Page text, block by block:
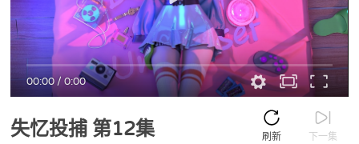
00:00/0:00
失忆投捕 第12集 下一集
刷新